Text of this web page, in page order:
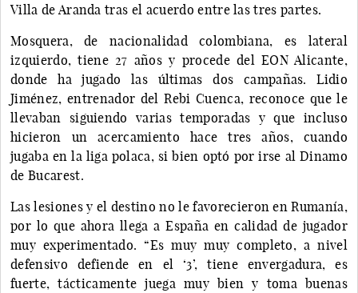
Villa de Aranda tras el acuerdo entre las tres partes.
Mosquera, de nacionalidad colombiana, es lateral
izquierdo, tiene 27 años y procede del EON Alicante,
donde ha jugado las últimas dos campañas. Lidio
Jiménez, entrenador del Rebi Cuenca, reconoce que le
llevaban siguiendo varias temporadas y que incluso
hicieron un acercamiento hace tres años, cuando
jugaba en la liga polaca, si bien optó por irse al Dinamo
de Bucarest.
Las lesiones y el destino no le favorecieron en Rumanía,
por lo que ahora llega a España en calidad de jugador
muy experimentado. “Es muy muy completo, a nivel
defensivo defiende en el ‘3’, tiene envergadura, es
fuerte, tácticamente juega muy bien y toma buenas